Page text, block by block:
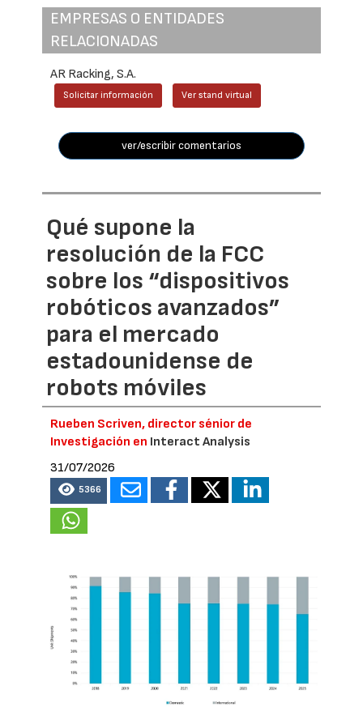
EMPRESAS O ENTIDADES
RELACIONADAS
AR Racking, S.A.
Solicitar información Ver stand virtual
ver/escribir comentarios
Qué supone la
resolución de la FCC
sobre los “dispositivos
robóticos avanzados”
para el mercado
estadounidense de
robots móviles
Rueben Scriven, director sénior de
Investigación en Interact Analysis
31/07/2026
5366